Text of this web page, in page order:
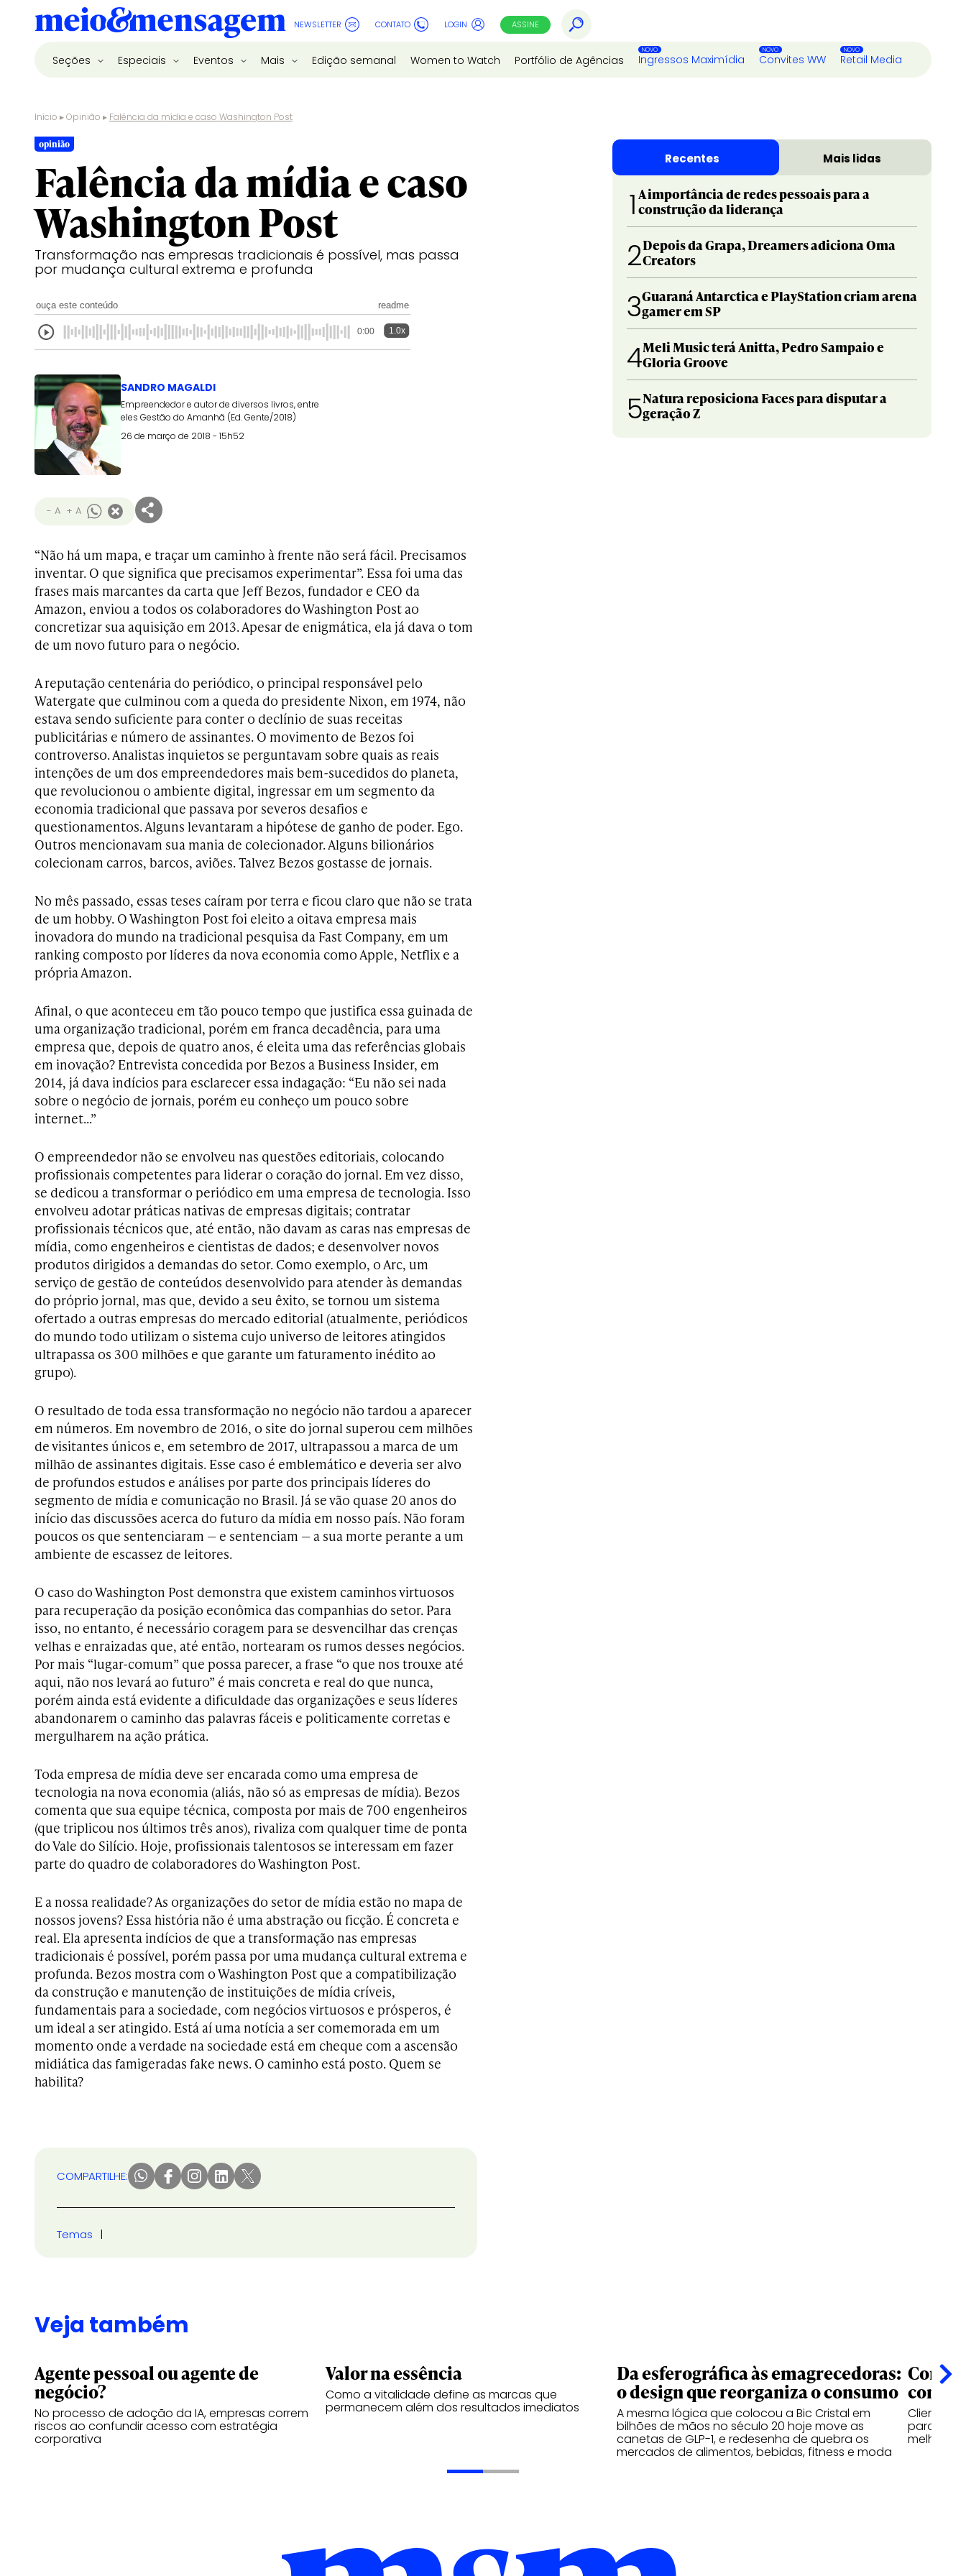
NEWSLETTER CONTATO LOGIN ASSINE
Seções Especiais Eventos Mais Edição semanal Women to Watch Portfólio de Agências Ingressos Maximídia Convites WW Retail Media
Início ▸Opinião ▸ Falência da mídia e caso Washington Post
opinião
Falência da mídia e caso
Washington Post
Transformação nas empresas tradicionais é possível, mas passa
por mudança cultural extrema e profunda
ouça este conteúdo readme
0:00 1.0x
SANDRO MAGALDI
Empreendedor e autor de diversos livros, entre
eles Gestão do Amanhã (Ed. Gente/2018)
26 de março de 2018 - 15h52
- A + A
“Não há um mapa, e traçar um caminho à frente não será fácil. Precisamos
inventar. O que significa que precisamos experimentar”. Essa foi uma das
frases mais marcantes da carta que Jeff Bezos, fundador e CEO da
Amazon, enviou a todos os colaboradores do Washington Post ao
concretizar sua aquisição em 2013. Apesar de enigmática, ela já dava o tom
de um novo futuro para o negócio.
A reputação centenária do periódico, o principal responsável pelo
Watergate que culminou com a queda do presidente Nixon, em 1974, não
estava sendo suficiente para conter o declínio de suas receitas
publicitárias e número de assinantes. O movimento de Bezos foi
controverso. Analistas inquietos se perguntavam sobre quais as reais
intenções de um dos empreendedores mais bem-sucedidos do planeta,
que revolucionou o ambiente digital, ingressar em um segmento da
economia tradicional que passava por severos desafios e
questionamentos. Alguns levantaram a hipótese de ganho de poder. Ego.
Outros mencionavam sua mania de colecionador. Alguns bilionários
colecionam carros, barcos, aviões. Talvez Bezos gostasse de jornais.
No mês passado, essas teses caíram por terra e ficou claro que não se trata
de um hobby. O Washington Post foi eleito a oitava empresa mais
inovadora do mundo na tradicional pesquisa da Fast Company, em um
ranking composto por líderes da nova economia como Apple, Netflix e a
própria Amazon.
Afinal, o que aconteceu em tão pouco tempo que justifica essa guinada de
uma organização tradicional, porém em franca decadência, para uma
empresa que, depois de quatro anos, é eleita uma das referências globais
em inovação? Entrevista concedida por Bezos a Business Insider, em
2014, já dava indícios para esclarecer essa indagação: “Eu não sei nada
sobre o negócio de jornais, porém eu conheço um pouco sobre
internet…”
O empreendedor não se envolveu nas questões editoriais, colocando
profissionais competentes para liderar o coração do jornal. Em vez disso,
se dedicou a transformar o periódico em uma empresa de tecnologia. Isso
envolveu adotar práticas nativas de empresas digitais; contratar
profissionais técnicos que, até então, não davam as caras nas empresas de
mídia, como engenheiros e cientistas de dados; e desenvolver novos
produtos dirigidos a demandas do setor. Como exemplo, o Arc, um
serviço de gestão de conteúdos desenvolvido para atender às demandas
do próprio jornal, mas que, devido a seu êxito, se tornou um sistema
ofertado a outras empresas do mercado editorial (atualmente, periódicos
do mundo todo utilizam o sistema cujo universo de leitores atingidos
ultrapassa os 300 milhões e que garante um faturamento inédito ao
grupo).
O resultado de toda essa transformação no negócio não tardou a aparecer
em números. Em novembro de 2016, o site do jornal superou cem milhões
de visitantes únicos e, em setembro de 2017, ultrapassou a marca de um
milhão de assinantes digitais. Esse caso é emblemático e deveria ser alvo
de profundos estudos e análises por parte dos principais líderes do
segmento de mídia e comunicação no Brasil. Já se vão quase 20 anos do
início das discussões acerca do futuro da mídia em nosso país. Não foram
poucos os que sentenciaram — e sentenciam — a sua morte perante a um
ambiente de escassez de leitores.
O caso do Washington Post demonstra que existem caminhos virtuosos
para recuperação da posição econômica das companhias do setor. Para
isso, no entanto, é necessário coragem para se desvencilhar das crenças
velhas e enraizadas que, até então, nortearam os rumos desses negócios.
Por mais “lugar-comum” que possa parecer, a frase “o que nos trouxe até
aqui, não nos levará ao futuro” é mais concreta e real do que nunca,
porém ainda está evidente a dificuldade das organizações e seus líderes
abandonarem o caminho das palavras fáceis e politicamente corretas e
mergulharem na ação prática.
Toda empresa de mídia deve ser encarada como uma empresa de
tecnologia na nova economia (aliás, não só as empresas de mídia). Bezos
comenta que sua equipe técnica, composta por mais de 700 engenheiros
(que triplicou nos últimos três anos), rivaliza com qualquer time de ponta
do Vale do Silício. Hoje, profissionais talentosos se interessam em fazer
parte do quadro de colaboradores do Washington Post.
E a nossa realidade? As organizações do setor de mídia estão no mapa de
nossos jovens? Essa história não é uma abstração ou ficção. É concreta e
real. Ela apresenta indícios de que a transformação nas empresas
tradicionais é possível, porém passa por uma mudança cultural extrema e
profunda. Bezos mostra com o Washington Post que a compatibilização
da construção e manutenção de instituições de mídia críveis,
fundamentais para a sociedade, com negócios virtuosos e prósperos, é
um ideal a ser atingido. Está aí uma notícia a ser comemorada em um
momento onde a verdade na sociedade está em cheque com a ascensão
midiática das famigeradas fake news. O caminho está posto. Quem se
habilita?
COMPARTILHE:
Temas
Recentes Mais lidas
1 A importância de redes pessoais para a
construção da liderança
2Depois da Grapa, Dreamers adiciona Oma
Creators
3Guaraná Antarctica e PlayStation criam arena
gamer em SP
4Meli Music terá Anitta, Pedro Sampaio e
Gloria Groove
5Natura reposiciona Faces para disputar a
geração Z
Veja também
Agente pessoal ou agente de
negócio?
No processo de adoção da IA, empresas correm
riscos ao confundir acesso com estratégia
corporativa
Valor na essência
Como a vitalidade define as marcas que
permanecem além dos resultados imediatos
Da esferográfica às emagrecedoras:
o design que reorganiza o consumo
A mesma lógica que colocou a Bic Cristal em
bilhões de mãos no século 20 hoje move as
canetas de GLP-1, e redesenha de quebra os
mercados de alimentos, bebidas, fitness e moda
Clientes
melhores